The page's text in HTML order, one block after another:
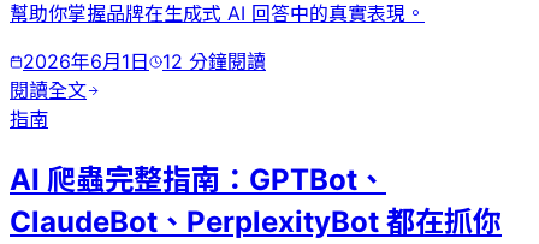
幫助你掌握品牌在生成式 AI 回答中的真實表現。
2026年6月1日
12 分鐘閱讀
閱讀全文
指南
AI 爬蟲完整指南：GPTBot、
ClaudeBot、PerplexityBot 都在抓你